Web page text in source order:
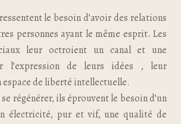
le besoin d’avoir des relations
personnes ayant le même esprit. Les
leur octroient un canal et une
l’expression de leurs idées , leur
espace de liberté intellectuelle.
régénérer, ils éprouvent le besoin d’un
électricité, pur et vif, une qualité de